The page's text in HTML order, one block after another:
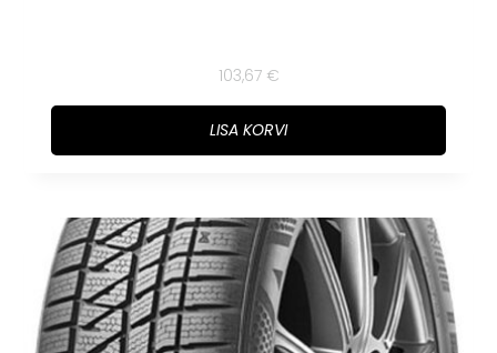
103,67 €
LISA KORVI